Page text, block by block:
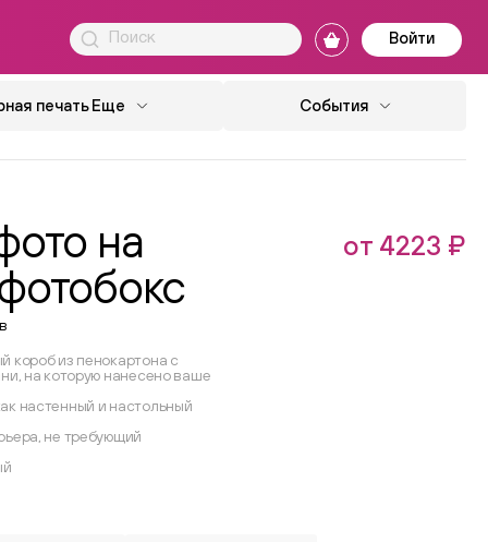
Войти
печать Еще События
на
от 4223 ₽
короб из пенокартона с
на которую нанесено ваше
настенный и настольный
не требующий